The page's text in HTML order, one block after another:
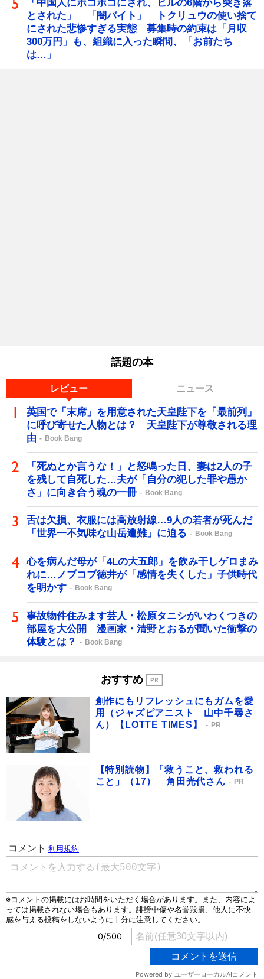
「中国人にボコボコにされ、ビルの6階から突き落
とされた」 「闇バイト」 トクリュウの使い捨て
にされた悲惨すぎる実態 募集時の約束は「月収
300万円」も、組織に入った瞬間、「お前たち
は…」
話題の本
レビュー ニュース
英国で「末席」を用意された天皇陛下を「最前列」
に呼び寄せた人物とは？ 天皇陛下が尊敬される理
由
Book Bang
「死ぬとか言うな！」と怒鳴った日、妻は2人の子
を残して自死した…夫が「自分の犯した罪や愚か
さ」に向き合う魂の一冊
Book Bang
舌は欠損、衣服には高放射線…9人の若者が死んだ
「世界一不気味な山岳遭難」に迫る
Book Bang
心を病んだ母が「4Lの大五郎」を飲み干しゲロまみ
れに…ノブコブ徳井が「感情を失くした」子供時代
を明かす
Book Bang
事故物件住みます芸人・松原タニシがいわくつきの
部屋を大公開 漫画家・清野とおるが聞いた衝撃の
体験とは？
Book Bang
おすすめ
創作にもリフレッシュにもガムを愛
用（ジャズピアニスト 山中千尋さ
ん）【LOTTE TIMES】
PR
【特別読物】「救うこと、救われる
こと」（17） 角田光代さん
PR